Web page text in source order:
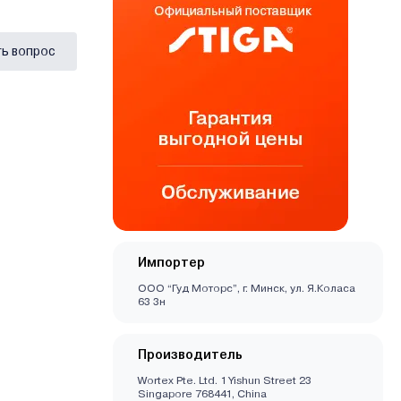
вопрос
Импортер
ООО “Гуд Моторс”, г. Минск, ул. Я.Коласа
63 3н
Производитель
Wortex Pte. Ltd. 1 Yishun Street 23
Singapore 768441, China